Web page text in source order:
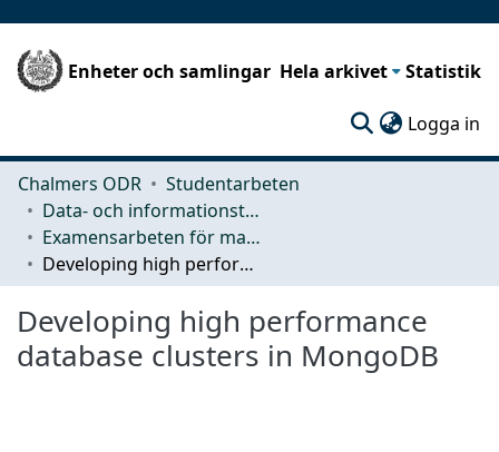
Enheter och samlingar Hela arkivet Statistik
Logga in
Chalmers ODR
Studentarbeten
Data- och informationsteknik (CSE)
Examensarbeten för masterexamen
Developing high performance database clusters in MongoDB
Developing high performance
database clusters in MongoDB